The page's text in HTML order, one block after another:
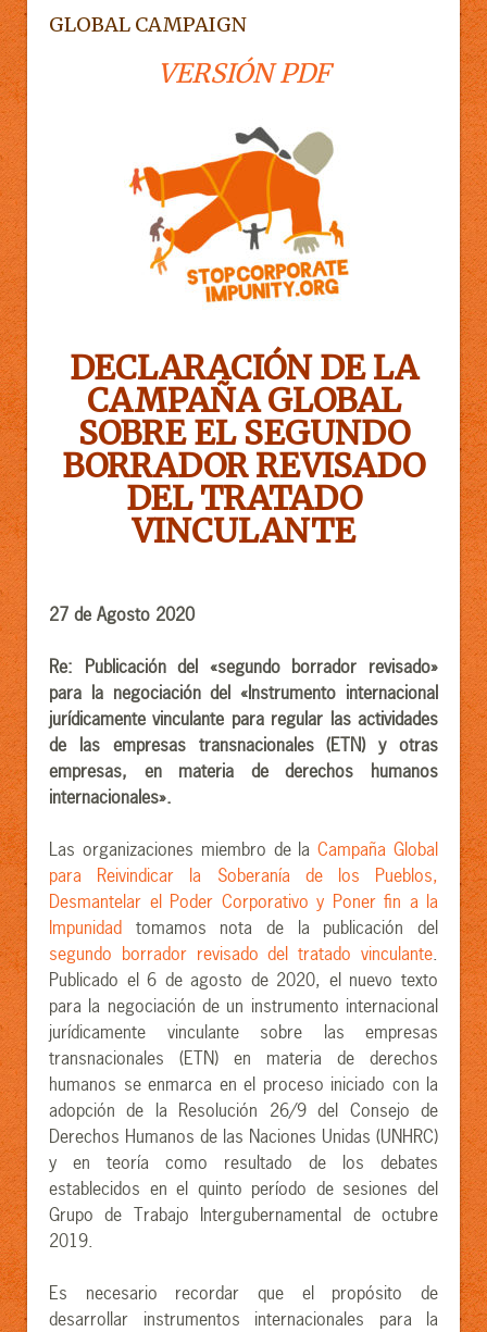
GLOBAL CAMPAIGN
VERSIÓN PDF
DECLARACIÓN DE LA
CAMPAÑA GLOBAL
SOBRE EL SEGUNDO
BORRADOR REVISADO
DEL TRATADO
VINCULANTE
27 de Agosto 2020
Re: Publicación del «segundo borrador revisado»
para la negociación del «Instrumento internacional
jurídicamente vinculante para regular las actividades
de las empresas transnacionales (ETN) y otras
empresas, en materia de derechos humanos
internacionales».
Las organizaciones miembro de laCampaña Global
para Reivindicar la Soberanía de los Pueblos,
Desmantelar el Poder Corporativo y Poner fin a la
Impunidad tomamos nota de la publicación del
segundo borrador revisado del tratado vinculante
Publicado el 6 de agosto de 2020, el nuevo texto
para la negociación de un instrumento internacional
jurídicamente vinculante sobre las empresas
transnacionales (ETN) en materia de derechos
humanos se enmarca en el proceso iniciado con la
adopción de la Resolución 26/9 del Consejo de
Derechos Humanos de las Naciones Unidas (UNHRC)
y en teoría como resultado de los debates
establecidos en el quinto período de sesiones del
Grupo de Trabajo Intergubernamental de octubre
2019.
Es necesario recordar que el propósito de
desarrollar instrumentos internacionales para la